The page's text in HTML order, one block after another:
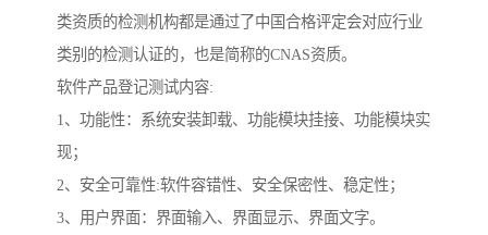
类资质的检测机构都是通过了中国合格评定会对应行业
类别的检测认证的，也是简称的CNAS资质。
软件产品登记测试内容:
1、功能性：系统安装卸载、功能模块挂接、功能模块实
现；
2、安全可靠性:软件容错性、安全保密性、稳定性；
3、用户界面：界面输入、界面显示、界面文字。